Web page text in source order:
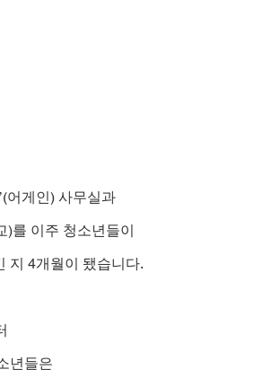
어게인) 사무실과
)를 이주 청소년들이
지 4개월이 됐습니다.
년들은